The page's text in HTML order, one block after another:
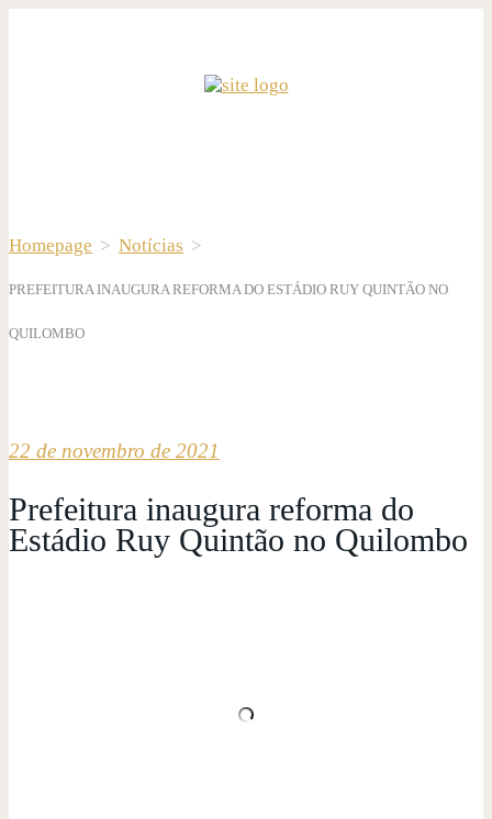
Homepage > Notícias >
PREFEITURA INAUGURA REFORMA DO ESTÁDIO RUY QUINTÃO NO
QUILOMBO
22 de novembro de 2021
Prefeitura inaugura reforma do
Estádio Ruy Quintão no Quilombo